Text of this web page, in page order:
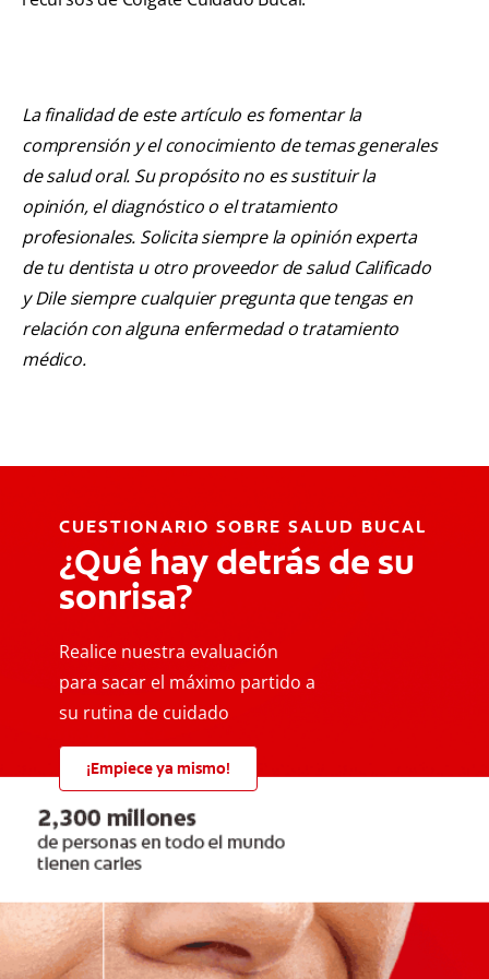
La finalidad de este artículo es fomentar la
comprensión y el conocimiento de temas generales
de salud oral. Su propósito no es sustituir la
opinión, el diagnóstico o el tratamiento
profesionales. Solicita siempre la opinión experta
de tu dentista u otro proveedor de salud Calificado
y Dile siempre cualquier pregunta que tengas en
relación con alguna enfermedad o tratamiento
médico.
CUESTIONARIO SOBRE SALUD BUCAL
¿Qué hay detrás de su
sonrisa?
Realice nuestra evaluación
para sacar el máximo partido a
su rutina de cuidado
¡Empiece ya mismo!